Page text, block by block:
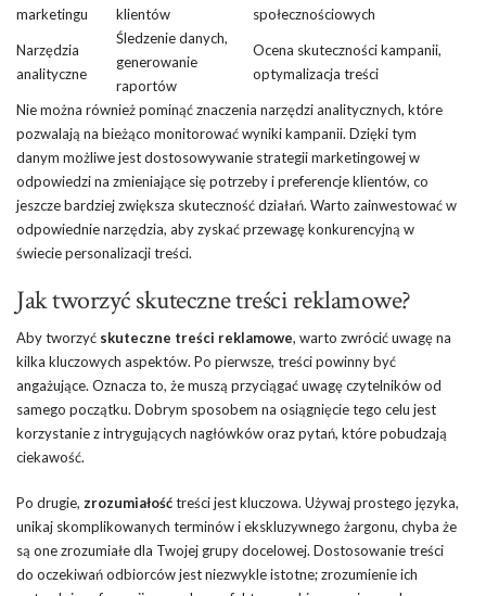
marketingu
klientów
społecznościowych
Narzędzia
analityczne
Śledzenie danych,
generowanie
raportów
Ocena skuteczności kampanii,
optymalizacja treści
Nie można również pominąć znaczenia narzędzi analitycznych, które
pozwalają na bieżąco monitorować wyniki kampanii. Dzięki tym
danym możliwe jest dostosowywanie strategii marketingowej w
odpowiedzi na zmieniające się potrzeby i preferencje klientów, co
jeszcze bardziej zwiększa skuteczność działań. Warto zainwestować w
odpowiednie narzędzia, aby zyskać przewagę konkurencyjną w
świecie personalizacji treści.
Jak tworzyć skuteczne treści reklamowe?
Aby tworzyć skuteczne treści reklamowe, warto zwrócić uwagę na
kilka kluczowych aspektów. Po pierwsze, treści powinny być
angażujące. Oznacza to, że muszą przyciągać uwagę czytelników od
samego początku. Dobrym sposobem na osiągnięcie tego celu jest
korzystanie z intrygujących nagłówków oraz pytań, które pobudzają
ciekawość.
Po drugie, zrozumiałośćtreści jest kluczowa. Używaj prostego języka,
unikaj skomplikowanych terminów i ekskluzywnego żargonu, chyba że
są one zrozumiałe dla Twojej grupy docelowej. Dostosowanie treści
do oczekiwań odbiorców jest niezwykle istotne; zrozumienie ich